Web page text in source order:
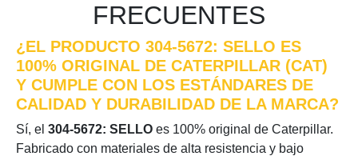
FRECUENTES
¿EL PRODUCTO 304-5672: SELLO ES
100% ORIGINAL DE CATERPILLAR (CAT)
Y CUMPLE CON LOS ESTÁNDARES DE
CALIDAD Y DURABILIDAD DE LA MARCA?
Sí, el 304-5672: SELLO es 100% original de Caterpillar.
Fabricado con materiales de alta resistencia y bajo